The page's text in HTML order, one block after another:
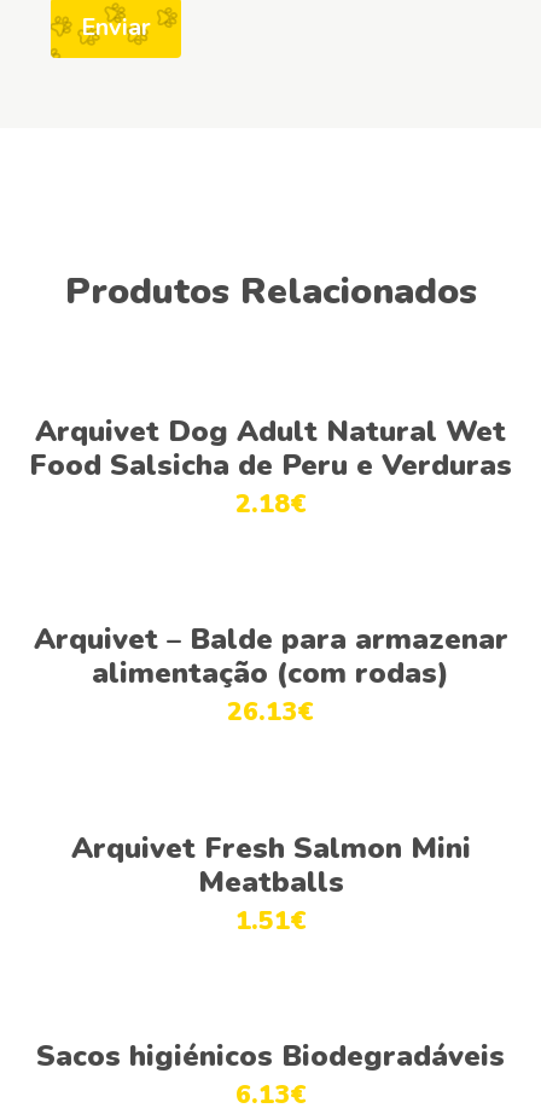
Produtos Relacionados
Ver opções
Arquivet Dog Adult Natural Wet
Food Salsicha de Peru e Verduras
2.18€
Adicionar
Arquivet – Balde para armazenar
alimentação (com rodas)
26.13€
Adicionar
Arquivet Fresh Salmon Mini
Meatballs
1.51€
Adicionar
Sacos higiénicos Biodegradáveis
6.13€